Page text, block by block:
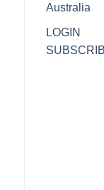
Australia
LOGIN